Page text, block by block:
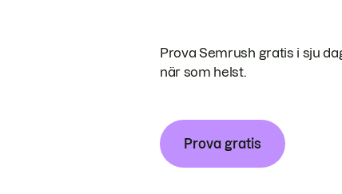
Prova Semrush gratis i sju
när som helst.
Prova gratis